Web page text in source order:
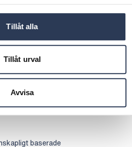
Tillåt alla
Tillåt urval
Avvisa
Initiative (SBTi)
möjligt för företag att sätta
i linje med den senaste
är att påskynda halveringen av
och uppnå nettonollutsläpp till
baserade